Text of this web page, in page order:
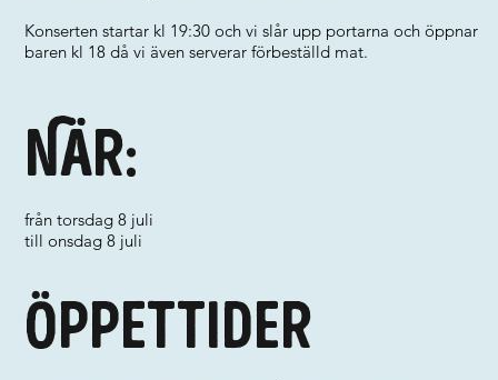
Konserten startar kl 19:30 och vi slår upp portarna och öppnar
baren kl 18 då vi även serverar förbeställd mat.
När:
från torsdag 8 juli
till onsdag 8 juli
Öppettider